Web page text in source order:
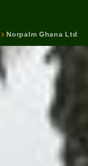
Norpalm Ghana Ltd